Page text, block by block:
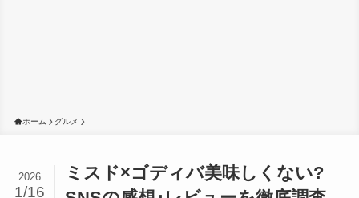
ホーム グルメ
ミスド×ゴディバ美味しくない?
2026
1/16